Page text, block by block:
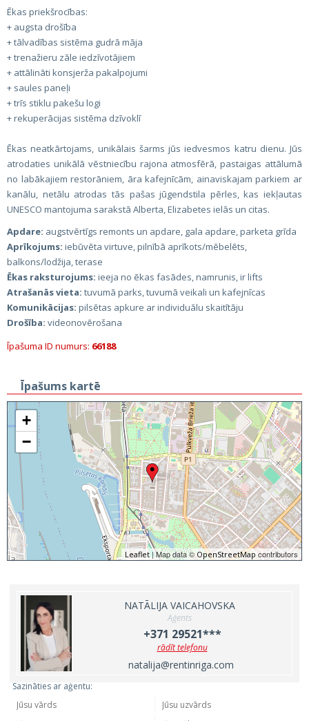
Ēkas priekšrocības:
+ augsta drošība
+ tālvadības sistēma gudrā māja
+ trenažieru zāle iedzīvotājiem
+ attālināti konsjerža pakalpojumi
+ saules paneļi
+ trīs stiklu pakešu logi
+ rekuperācijas sistēma dzīvoklī
Ēkas neatkārtojams, unikālais šarms jūs iedvesmos katru dienu. Jūs
atrodaties unikālā vēstniecību rajona atmosfērā, pastaigas attālumā
no labākajiem restorāniem, āra kafejnīcām, ainaviskajam parkiem ar
kanālu, netālu atrodas tās pašas jūgendstila pērles, kas iekļautas
UNESCO mantojuma sarakstā Alberta, Elizabetes ielās un citas.
Apdare: augstvērtīgs remonts un apdare, gala apdare, parketa grīda
Aprīkojums: iebūvēta virtuve, pilnībā aprīkots/mēbelēts,
balkons/lodžija, terase
Ēkas raksturojums: ieeja no ēkas fasādes, namrunis, ir lifts
Atrašanās vieta: tuvumā parks, tuvumā veikali un kafejnīcas
Komunikācijas: pilsētas apkure ar individuālu skaitītāju
Drošība: videonovērošana
Īpašuma ID numurs: 66188
Īpašums kartē
+
−
Leaflet | Map data ©OpenStreetMapcontributors
NATĀLIJA VAICAHOVSKA
Aģents
+371 29521***
rādīt telefonu
natalija@rentinriga.com
Sazināties ar aģentu: